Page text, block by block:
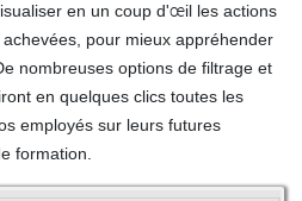
en un coup d'œil les actions
pour mieux appréhender
nombreuses options de filtrage et
en quelques clics toutes les
employés sur leurs futures
formation.